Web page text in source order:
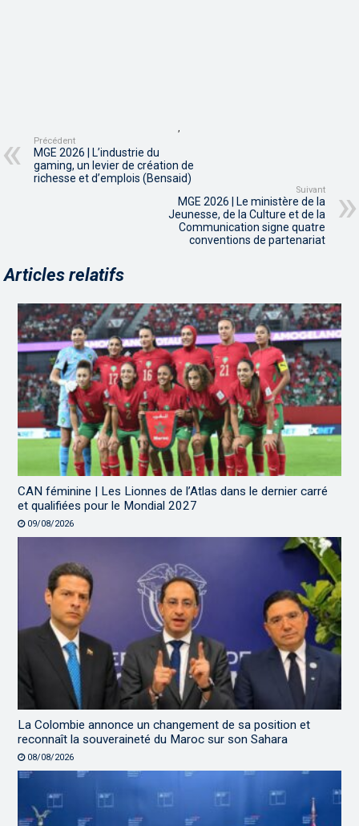
,
Précédent
MGE 2026 | L’industrie du
gaming, un levier de création de
richesse et d’emplois (Bensaid)
Suivant
MGE 2026 | Le ministère de la
Jeunesse, de la Culture et de la
Communication signe quatre
conventions de partenariat
Articles relatifs
CAN féminine | Les Lionnes de l’Atlas dans le dernier carré
et qualifiées pour le Mondial 2027
09/08/2026
La Colombie annonce un changement de sa position et
reconnaît la souveraineté du Maroc sur son Sahara
08/08/2026